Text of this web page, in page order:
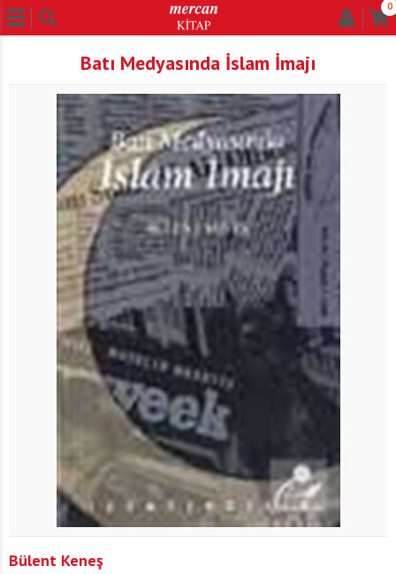
0
Batı Medyasında İslam İmajı
Bülent Keneş